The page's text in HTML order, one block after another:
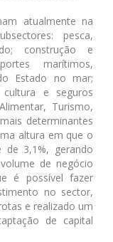
atualmente na
pesca,
construção e
marítimos,
Estado no mar;
e seguros
Turismo,
determinantes
altura em que o
3,1%, gerando
de negócio
é possível fazer
no sector,
e realizado um
de capital